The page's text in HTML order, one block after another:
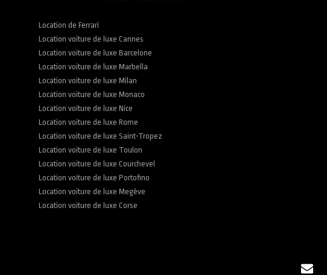
Location de Ferrari
Location voiture de luxe Cannes
Location voiture de luxe Barcelone
Location voiture de luxe Marbella
Location voiture de luxe Milan
Location voiture de luxe Monaco
Location voiture de luxe Nice
Location voiture de luxe Rome
Location voiture de luxe Saint-Tropez
Location voiture de luxe Toulon
Location voiture de luxe Courchevel
Location voiture de luxe Portofino
Location voiture de luxe Megève
Location voiture de luxe Corse